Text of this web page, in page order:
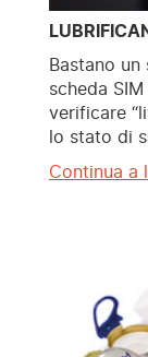
Bastano un
scheda
verificare
lo stato di
Continua a